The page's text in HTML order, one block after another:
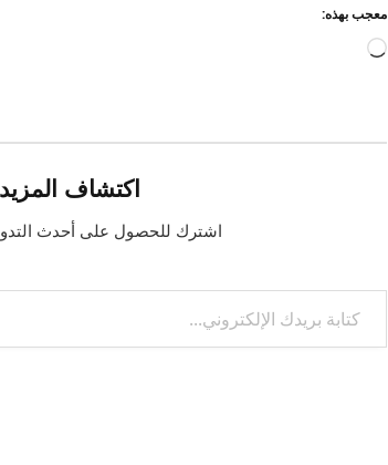
معجب بهذه:
جاري
اكتشاف
اشترك للحصول على أحدث
كتابة بريدك الإلكتروني...